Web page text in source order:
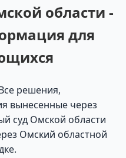
области -
для
решения,
вынесенные через
суд Омской области
Омский областной